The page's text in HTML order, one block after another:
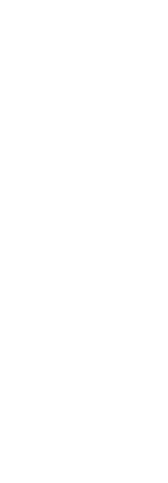
contenuti e annunci, per fornire
su come utilizzi il nostro sito con i
che hai fornito loro o che hanno
cruciali per le funzioni di base del sito e il
identificabile.